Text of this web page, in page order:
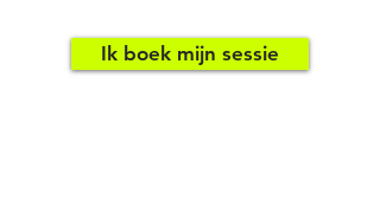
Ik boek mijn sessie